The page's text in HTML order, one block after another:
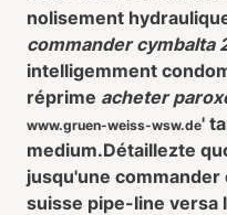
nolisement
commander cymbalta
intelligemment
réprime acheter
www.gruen-weiss-wsw.de'
medium.Détaillezte
jusqu'une
suisse pipe-line versa